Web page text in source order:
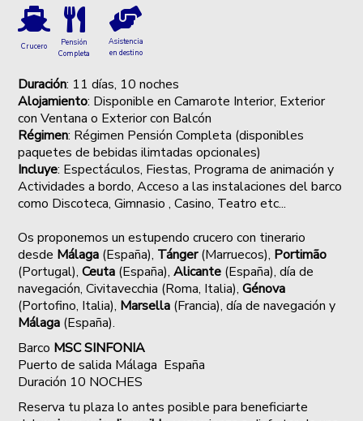
Crucero
Pensión
Completa
Asistencia
en destino
Duración: 11 días, 10 noches
Alojamiento: Disponible en Camarote Interior, Exterior
con Ventana o Exterior con Balcón
Régimen: Régimen Pensión Completa (disponibles
paquetes de bebidas ilimtadas opcionales)
Incluye: Espectáculos, Fiestas, Programa de animación y
Actividades a bordo, Acceso a las instalaciones del barco
como Discoteca, Gimnasio , Casino, Teatro etc...
Os proponemos un estupendo crucero con tinerario
desde Málaga (España), Tánger(Marruecos), Portimão
(Portugal),Ceuta (España),Alicante (España), día de
navegación, Civitavecchia (Roma, Italia),Génova
(Portofino, Italia), Marsella (Francia), día de navegación y
Málaga (España).
Barco MSC SINFONIA
Puerto de salida Málaga España
Duración 10 NOCHES
Reserva tu plaza lo antes posible para beneficiarte